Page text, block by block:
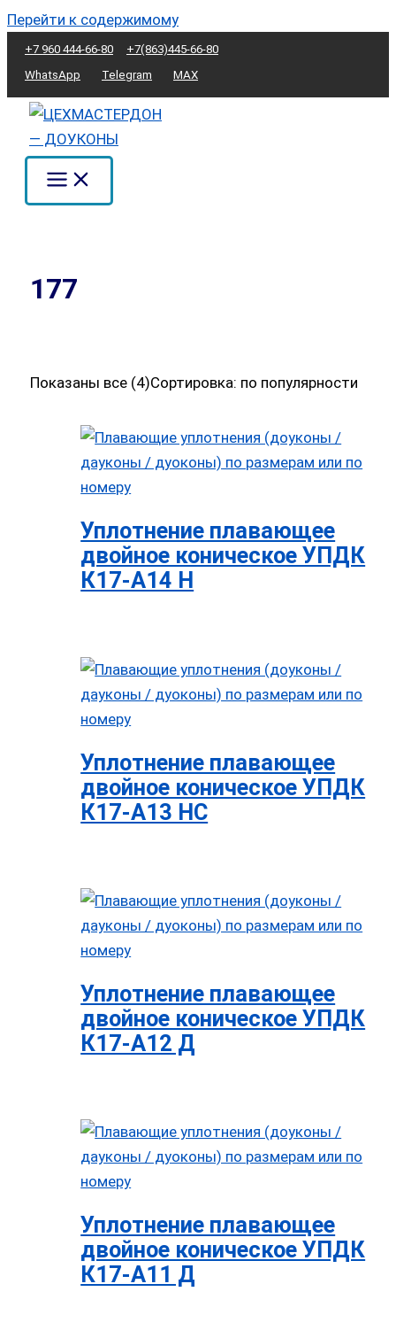
Перейти к содержимому
+7 960 444-66-80
+7(863)445-66-80
WhatsApp
Telegram MAX
177
Показаны все (4)Сортировка: по популярности
Уплотнение плавающее
двойное коническое УПДК
К17-А14 Н
Уплотнение плавающее
двойное коническое УПДК
К17-А13 НС
Уплотнение плавающее
двойное коническое УПДК
К17-А12 Д
Уплотнение плавающее
двойное коническое УПДК
К17-А11 Д